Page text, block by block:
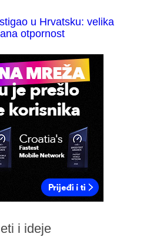
u Hrvatsku: velika
otpornost
i ideje